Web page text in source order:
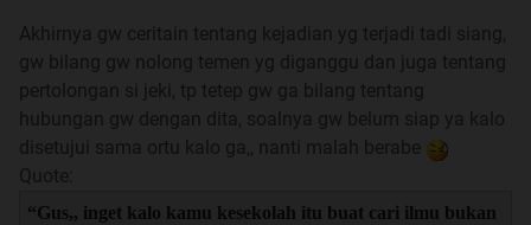
Akhirnya gw ceritain tentang kejadian yg terjadi tadi siang,
gw bilang gw nolong temen yg diganggu dan juga tentang
pertolongan si jeki, tp tetep gw ga bilang tentang
hubungan gw dengan dita, soalnya gw belum siap ya kalo
disetujui sama ortu kalo ga,, nanti malah berabe
Quote:
“Gus,, inget kalo kamu kesekolah itu buat cari ilmu bukan